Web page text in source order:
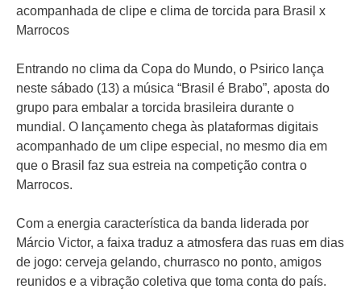
acompanhada de clipe e clima de torcida para Brasil x
Marrocos
Entrando no clima da Copa do Mundo, o Psirico lança
neste sábado (13) a música “Brasil é Brabo”, aposta do
grupo para embalar a torcida brasileira durante o
mundial. O lançamento chega às plataformas digitais
acompanhado de um clipe especial, no mesmo dia em
que o Brasil faz sua estreia na competição contra o
Marrocos.
Com a energia característica da banda liderada por
Márcio Victor, a faixa traduz a atmosfera das ruas em dias
de jogo: cerveja gelando, churrasco no ponto, amigos
reunidos e a vibração coletiva que toma conta do país.